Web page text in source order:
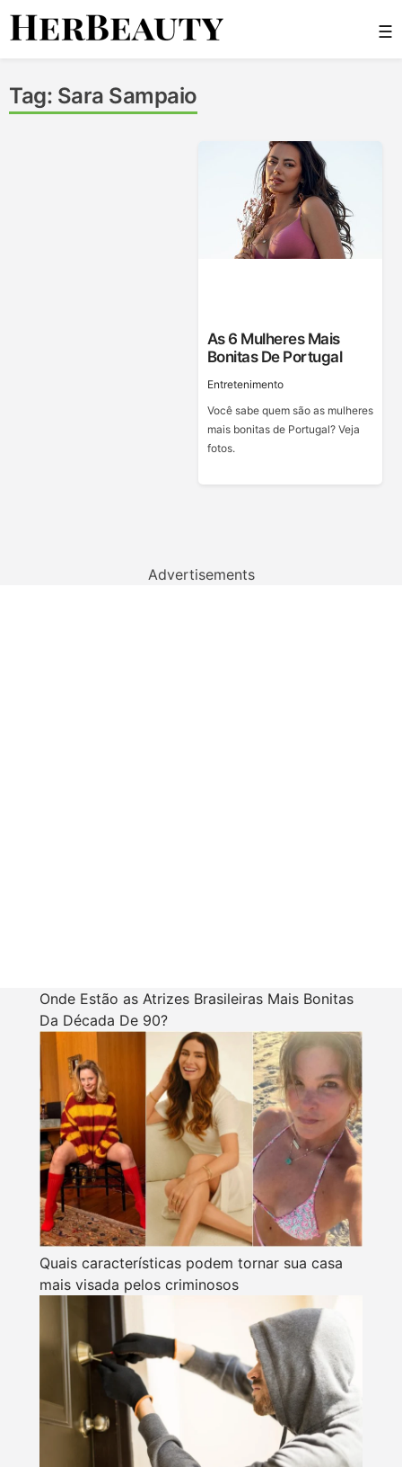
Skip
☰
Tag: Sara Sampaio
As 6 Mulheres Mais
Bonitas De Portugal
Entretenimento
Você sabe quem são as mulheres
mais bonitas de Portugal? Veja
fotos.
Advertisements
Onde Estão as Atrizes Brasileiras Mais Bonitas
Da Década De 90?
Quais características podem tornar sua casa
mais visada pelos criminosos